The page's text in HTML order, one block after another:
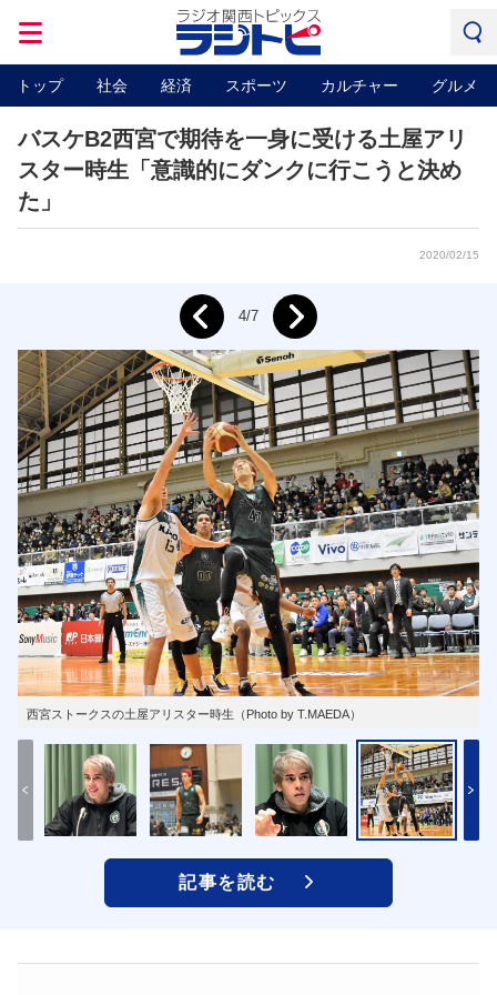
トップ 社会 経済 スポーツ カルチャー グルメ
バスケB2西宮で期待を一身に受ける土屋アリ
スター時生「意識的にダンクに行こうと決め
た」
2020/02/15
西宮ストークスの土屋アリスター時生（Photo by T.MAEDA）
Prev 4/7 Next
記事を読む